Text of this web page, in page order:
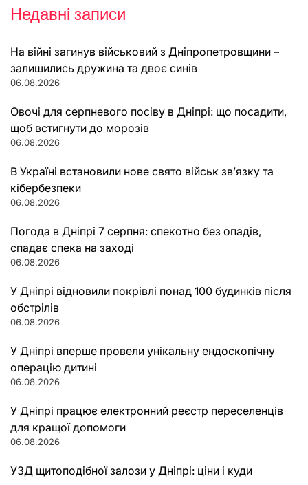
Недавні записи
На війні загинув військовий з Дніпропетровщини –
залишились дружина та двоє синів
06.08.2026
Овочі для серпневого посіву в Дніпрі: що посадити,
щоб встигнути до морозів
06.08.2026
В Україні встановили нове свято військ зв’язку та
кібербезпеки
06.08.2026
Погода в Дніпрі 7 серпня: спекотно без опадів,
спадає спека на заході
06.08.2026
У Дніпрі відновили покрівлі понад 100 будинків після
обстрілів
06.08.2026
У Дніпрі вперше провели унікальну ендоскопічну
операцію дитині
06.08.2026
У Дніпрі працює електронний реєстр переселенців
для кращої допомоги
06.08.2026
УЗД щитоподібної залози у Дніпрі: ціни і куди